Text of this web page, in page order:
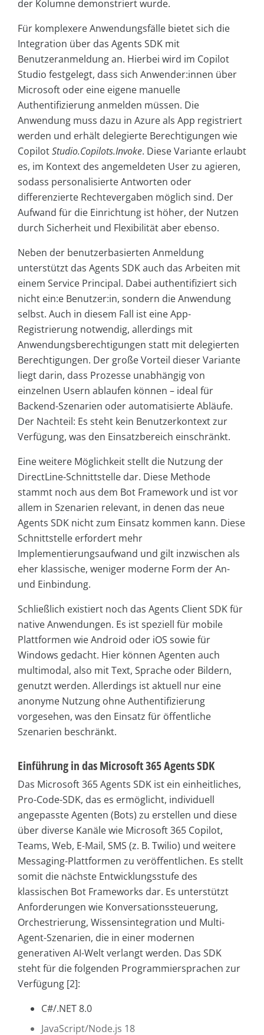
der Kolumne demonstriert wurde.
Für komplexere Anwendungsfälle bietet sich die
Integration über das Agents SDK mit
Benutzeranmeldung an. Hierbei wird im Copilot
Studio festgelegt, dass sich Anwender:innen über
Microsoft oder eine eigene manuelle
Authentifizierung anmelden müssen. Die
Anwendung muss dazu in Azure als App registriert
werden und erhält delegierte Berechtigungen wie
CopilotStudio.Copilots.Invoke. Diese Variante erlaubt
es, im Kontext des angemeldeten User zu agieren,
sodass personalisierte Antworten oder
differenzierte Rechtevergaben möglich sind. Der
Aufwand für die Einrichtung ist höher, der Nutzen
durch Sicherheit und Flexibilität aber ebenso.
Neben der benutzerbasierten Anmeldung
unterstützt das Agents SDK auch das Arbeiten mit
einem Service Principal. Dabei authentifiziert sich
nicht ein:e Benutzer:in, sondern die Anwendung
selbst. Auch in diesem Fall ist eine App-
Registrierung notwendig, allerdings mit
Anwendungsberechtigungen statt mit delegierten
Berechtigungen. Der große Vorteil dieser Variante
liegt darin, dass Prozesse unabhängig von
einzelnen Usern ablaufen können – ideal für
Backend-Szenarien oder automatisierte Abläufe.
Der Nachteil: Es steht kein Benutzerkontext zur
Verfügung, was den Einsatzbereich einschränkt.
Eine weitere Möglichkeit stellt die Nutzung der
DirectLine-Schnittstelle dar. Diese Methode
stammt noch aus dem Bot Framework und ist vor
allem in Szenarien relevant, in denen das neue
Agents SDK nicht zum Einsatz kommen kann. Diese
Schnittstelle erfordert mehr
Implementierungsaufwand und gilt inzwischen als
eher klassische, weniger moderne Form der An-
und Einbindung.
Schließlich existiert noch das Agents Client SDK für
native Anwendungen. Es ist speziell für mobile
Plattformen wie Android oder iOS sowie für
Windows gedacht. Hier können Agenten auch
multimodal, also mit Text, Sprache oder Bildern,
genutzt werden. Allerdings ist aktuell nur eine
anonyme Nutzung ohne Authentifizierung
vorgesehen, was den Einsatz für öffentliche
Szenarien beschränkt.
Einführung in das Microsoft 365 Agents SDK
Das Microsoft 365 Agents SDK ist ein einheitliches,
Pro-Code-SDK, das es ermöglicht, individuell
angepasste Agenten (Bots) zu erstellen und diese
über diverse Kanäle wie Microsoft 365 Copilot,
Teams, Web, E-Mail, SMS (z. B. Twilio) und weitere
Messaging-Plattformen zu veröffentlichen. Es stellt
somit die nächste Entwicklungsstufe des
klassischen Bot Frameworks dar. Es unterstützt
Anforderungen wie Konversationssteuerung,
Orchestrierung, Wissensintegration und Multi-
Agent-Szenarien, die in einer modernen
generativen AI-Welt verlangt werden. Das SDK
steht für die folgenden Programmiersprachen zur
Verfügung [2]:
C#/.NET 8.0
JavaScript/Node.js 18